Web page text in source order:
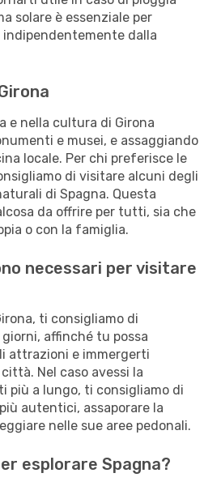
solare è essenziale per
dalla
e nella cultura di Girona
e musei, e assaggiando
locale. Per chi preferisce le
di visitare alcuni degli
di Spagna. Questa
da offrire per tutti, sia che
o con la famiglia.
necessari per visitare
ti consigliamo di
affinché tu possa
attrazioni e immergerti
Nel caso avessi la
più a lungo, ti consigliamo di
autentici, assaporare la
nelle sue aree pedonali.
esplorare Spagna?